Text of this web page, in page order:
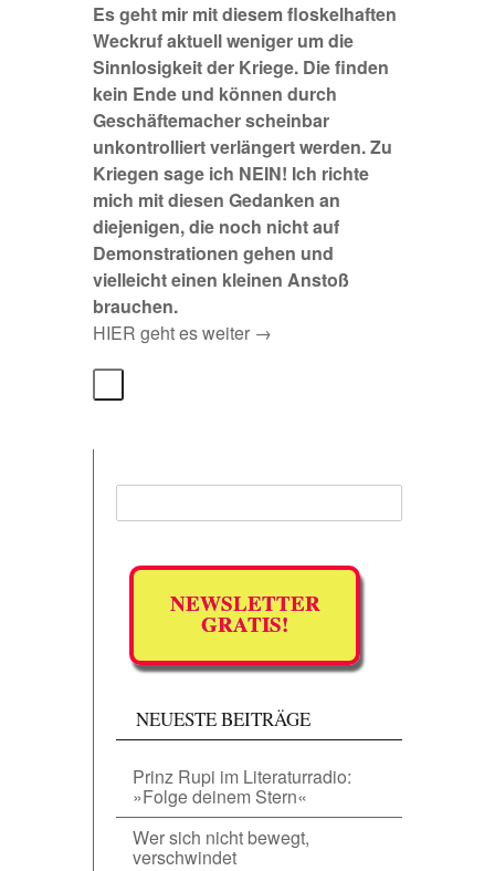
Es geht mir mit diesem floskelhaften
Weckruf aktuell weniger um die
Sinnlosigkeit der Kriege. Die finden
kein Ende und können durch
Geschäftemacher scheinbar
unkontrolliert verlängert werden. Zu
Kriegen sage ich NEIN! Ich richte
mich mit diesen Gedanken an
diejenigen, die noch nicht auf
Demonstrationen gehen und
vielleicht einen kleinen Anstoß
brauchen.
HIER geht es weiter →
NEWSLETTER
GRATIS!
NEUESTE BEITRÄGE
Prinz Rupi im Literaturradio:
»Folge deinem Stern«
Wer sich nicht bewegt,
verschwindet